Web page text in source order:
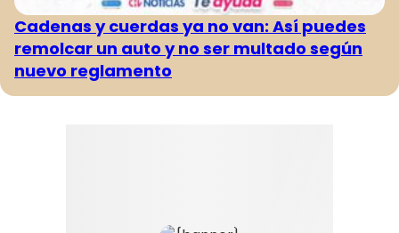
Cadenas y cuerdas ya no van: Así puedes
remolcar un auto y no ser multado según
nuevo reglamento